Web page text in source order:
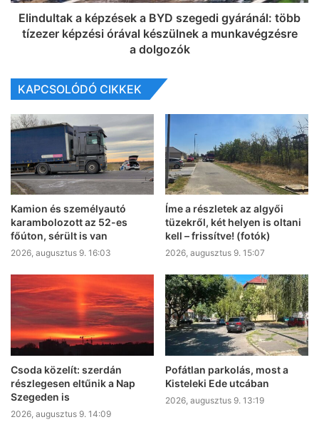
Elindultak a képzések a BYD szegedi gyáránál: több
tízezer képzési órával készülnek a munkavégzésre
a dolgozók
KAPCSOLÓDÓ CIKKEK
Kamion és személyautó
karambolozott az 52-es
főúton, sérült is van
2026, augusztus 9. 16:03
Íme a részletek az algyői
tüzekről, két helyen is oltani
kell – frissítve! (fotók)
2026, augusztus 9. 15:07
Csoda közelít: szerdán
részlegesen eltűnik a Nap
Szegeden is
2026, augusztus 9. 14:09
Pofátlan parkolás, most a
Kisteleki Ede utcában
2026, augusztus 9. 13:19